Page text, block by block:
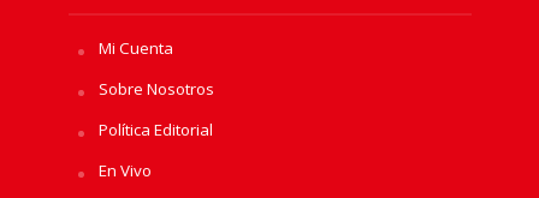
Mi Cuenta
Sobre Nosotros
Política Editorial
En Vivo